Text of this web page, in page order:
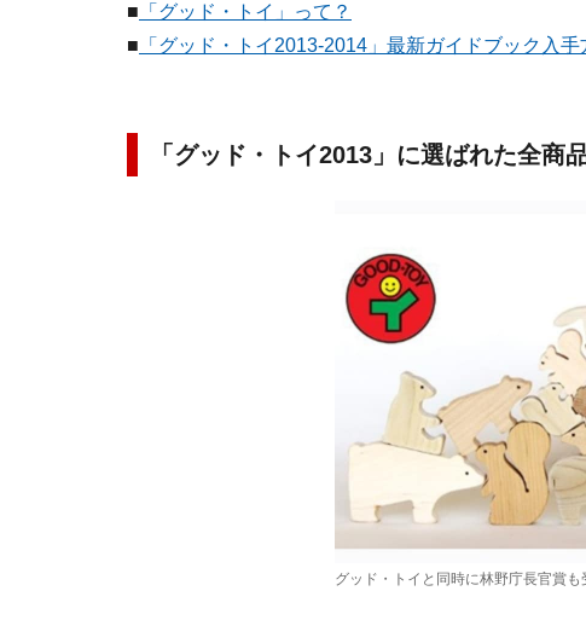
■ 「グッド・トイ」って？
■ 「グッド・トイ2013-2014」最新ガイドブック入手
「グッド・トイ2013」に選ばれた全商
グッド・トイと同時に林野庁長官賞も